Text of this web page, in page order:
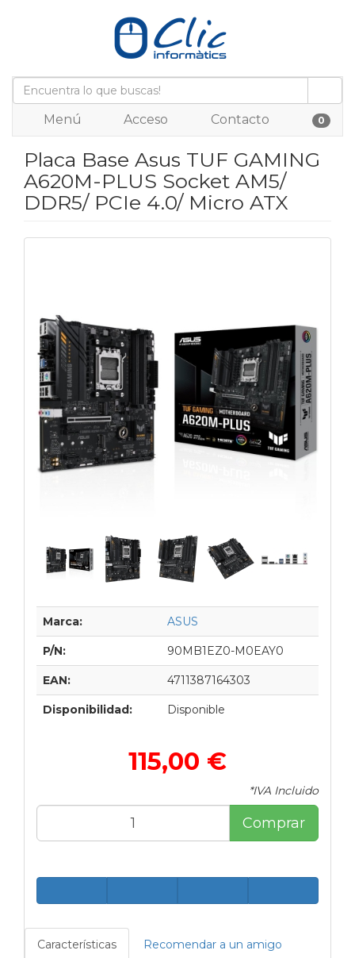
Menú Acceso Contacto 0
Placa Base Asus TUF GAMING
A620M-PLUS Socket AM5/
DDR5/ PCIe 4.0/ Micro ATX
Marca: ASUS
P/N: 90MB1EZ0-M0EAY0
EAN: 4711387164303
Disponibilidad: Disponible
115,00 €
*IVA Incluido
Comprar
Características Recomendar a un amigo